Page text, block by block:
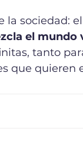
la sociedad:
el mundo
tanto
que quieren